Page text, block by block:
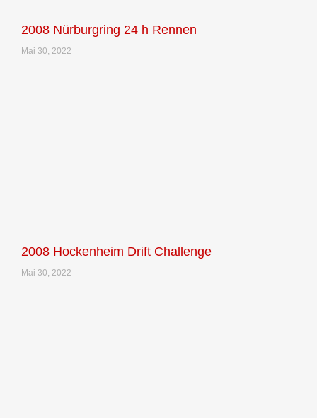
2008 Nürburgring 24 h Rennen
Mai 30, 2022
2008 Hockenheim Drift Challenge
Mai 30, 2022